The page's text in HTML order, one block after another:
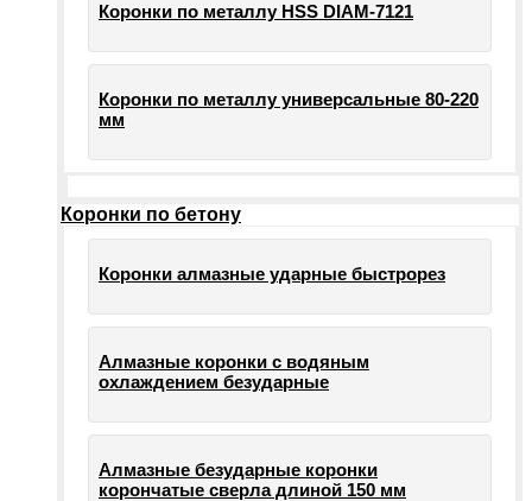
Коронки по металлу HSS DIAM-7121
Коронки по металлу универсальные 80-220
мм
Коронки по бетону
Коронки алмазные ударные быстрорез
Алмазные коронки с водяным
охлаждением безударные
Алмазные безударные коронки
корончатые сверла длиной 150 мм